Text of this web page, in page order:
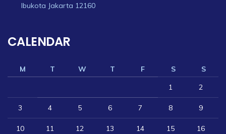
Ibukota Jakarta 12160
CALENDAR
M T W T F S
S
1
2
3 4 5 6 7 8 9
10 11 12 13 14 15 16